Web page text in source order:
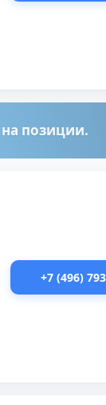
позиции.
+7 (496)